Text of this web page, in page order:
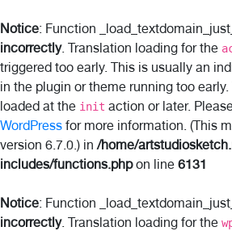
Notice: Function
incorrectly. Translation loading for the
triggered too early. This is usually an
in the plugin or theme running too
loaded at the init action or later.
WordPress for more information. (This
version 6.7.0.) in/home/
includes/functions.phpon line 6131
Notice: Function
incorrectly. Translation loading for the